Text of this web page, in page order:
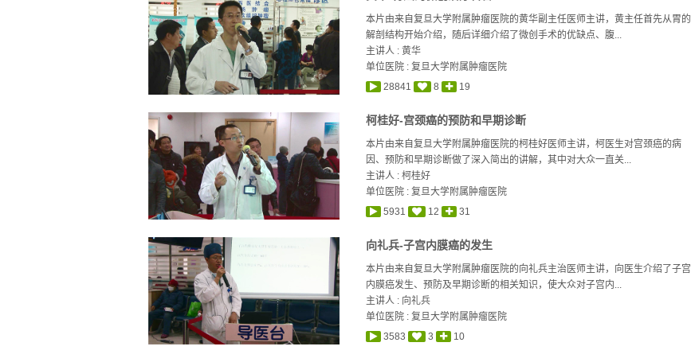
本片由来自复旦大学附属肿瘤医院的黄华副主任医师主讲，黄主任首先从胃的
解剖结构开始介绍，随后详细介绍了微创手术的优缺点、腹...
主讲人 : 黄华
单位医院 : 复旦大学附属肿瘤医院
28841
8 19
柯桂好-宫颈癌的预防和早期诊断
本片由来自复旦大学附属肿瘤医院的柯桂好医师主讲，柯医生对宫颈癌的病
因、预防和早期诊断做了深入简出的讲解，其中对大众一直关...
主讲人 : 柯桂好
单位医院 : 复旦大学附属肿瘤医院
5931
12 31
向礼兵-子宫内膜癌的发生
本片由来自复旦大学附属肿瘤医院的向礼兵主治医师主讲，向医生介绍了子宫
内膜癌发生、预防及早期诊断的相关知识，使大众对子宫内...
主讲人 : 向礼兵
单位医院 : 复旦大学附属肿瘤医院
3583
3 10